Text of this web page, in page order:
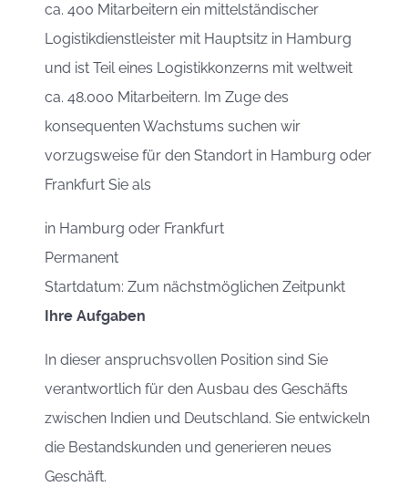
ca. 400 Mitarbeitern ein mittelständischer
Logistikdienstleister mit Hauptsitz in Hamburg
und ist Teil eines Logistikkonzerns mit weltweit
ca. 48.000 Mitarbeitern. Im Zuge des
konsequenten Wachstums suchen wir
vorzugsweise für den Standort in Hamburg oder
Frankfurt Sie als
in Hamburg oder Frankfurt
Permanent
Startdatum: Zum nächstmöglichen Zeitpunkt
Ihre Aufgaben
In dieser anspruchsvollen Position sind Sie
verantwortlich für den Ausbau des Geschäfts
zwischen Indien und Deutschland. Sie entwickeln
die Bestandskunden und generieren neues
Geschäft.